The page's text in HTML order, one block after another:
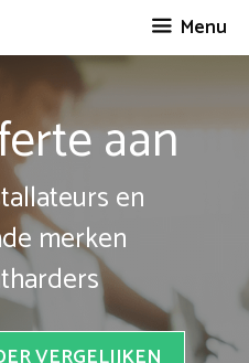
Menu
aan
en
merken